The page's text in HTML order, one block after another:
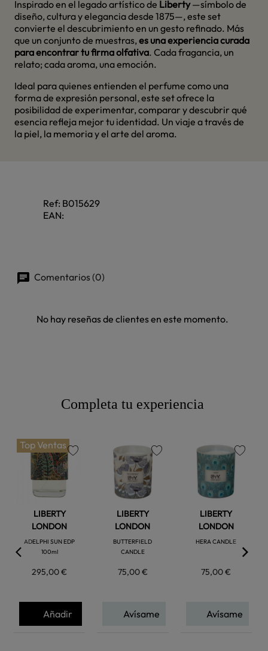
Inspirado en el legado artístico de Liberty—símbolo de
diseño, cultura y elegancia desde 1875—, este set
convierte el descubrimiento en un gesto refinado. Más
que un conjunto de muestras,es una experiencia curada
para encontrar tu firma olfativa. Cada fragancia, un
relato; cada aroma, una emoción.
Ideal para quienes entienden el perfume como una
forma de expresión personal, este set ofrece la
posibilidad de experimentar, comparar y descubrir qué
esencia refleja mejor tu identidad. Un viaje a través de
la piel, la memoria y el arte del aroma.
Ref: B015629
EAN:
Comentarios (0)
No hay reseñas de clientes en este momento.
Completa tu experiencia
Top Ventas
LIBERTY
LONDON
ADELPHI SUN EDP
100ml
295,00 €
favorite
Añadir
LIBERTY
LONDON
BUTTERFIELD
CANDLE
75,00 €
favorite
Avísame
LIBERTY
LONDON
HERA CANDLE
75,00 €
Avísame